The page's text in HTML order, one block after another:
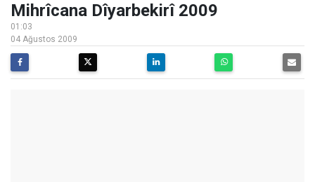
Mihrîcana Dîyarbekirî 2009
01:03
04 Ağustos 2009